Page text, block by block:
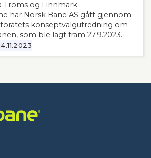
Troms og Finnmark
har Norsk Bane AS gått gjennom
konseptvalgutredning om
som ble lagt fram 27.9.2023.